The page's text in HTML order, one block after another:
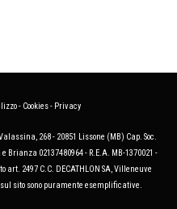
- Cookies- Privacy
268 - 20851 Lissone (MB) Cap. Soc.
Brianza 02137480964 - R.E.A. MB-1370021 -
art. 2497 C.C. DECATHLON SA, Villeneuve
sito sono puramente esemplificative.